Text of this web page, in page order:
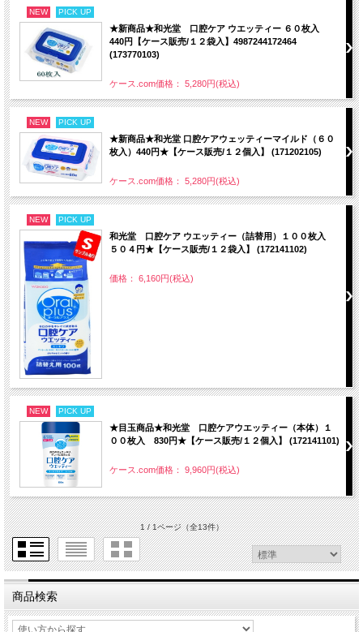
NEW PICK UP
★新商品★和光堂 口腔ケア ウエッティー ６０枚入
440円【ケース販売/１２袋入】4987244172464
(173770103)
ケース.com価格： 5,280円(税込)
NEW PICK UP
★新商品★和光堂 口腔ケアウェッティーマイルド（６０
枚入）440円★【ケース販売/１２個入】 (171202105)
ケース.com価格： 5,280円(税込)
NEW PICK UP
和光堂 口腔ケア ウエッティー（詰替用）１００枚入
５０４円★【ケース販売/１２袋入】 (172141102)
価格： 6,160円(税込)
NEW PICK UP
★目玉商品★和光堂 口腔ケアウエッティー（本体）１
００枚入 830円★【ケース販売/１２個入】 (172141101)
ケース.com価格： 9,960円(税込)
1 / 1ページ（全13件）
商品検索